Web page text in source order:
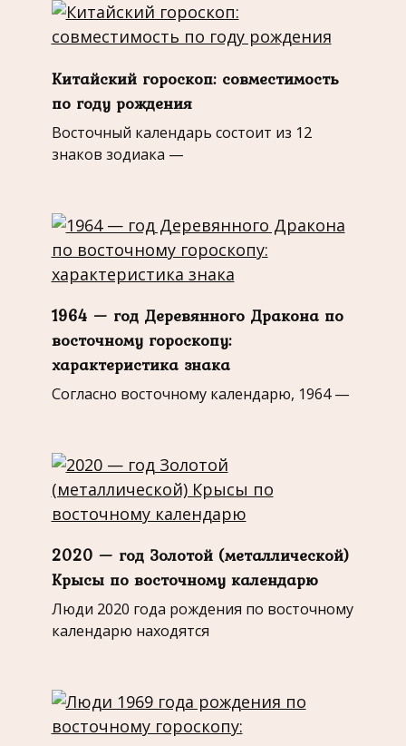
Китайский гороскоп: совместимость
по году рождения
Восточный календарь состоит из 12
знаков зодиака —
1964 — год Деревянного Дракона по
восточному гороскопу:
характеристика знака
Согласно восточному календарю, 1964 —
2020 — год Золотой (металлической)
Крысы по восточному календарю
Люди 2020 года рождения по восточному
календарю находятся